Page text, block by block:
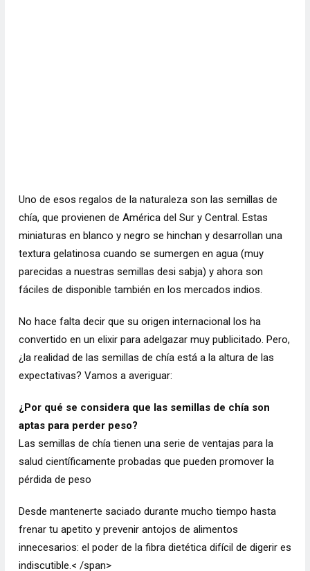
Uno de esos regalos de la naturaleza son las semillas de
chía, que provienen de América del Sur y Central. Estas
miniaturas en blanco y negro se hinchan y desarrollan una
textura gelatinosa cuando se sumergen en agua (muy
parecidas a nuestras semillas desi sabja) y ahora son
fáciles de disponible también en los mercados indios.
No hace falta decir que su origen internacional los ha
convertido en un elixir para adelgazar muy publicitado. Pero,
¿la realidad de las semillas de chía está a la altura de las
expectativas? Vamos a averiguar:
¿Por qué se considera que las semillas de chía son
aptas para perder peso?
Las semillas de chía tienen una serie de ventajas para la
salud científicamente probadas que pueden promover la
pérdida de peso
Desde mantenerte saciado durante mucho tiempo hasta
frenar tu apetito y prevenir antojos de alimentos
innecesarios: el poder de la fibra dietética difícil de digerir es
indiscutible.< /span>